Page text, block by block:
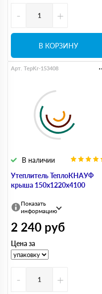
- +
В КОРЗИНУ
Утеплитель ТеплоКНАУФ
крыша 150х1220х4100
В наличии
Арт. TepKr-153408
Показать
информацию
2 240 руб
Цена за
- +